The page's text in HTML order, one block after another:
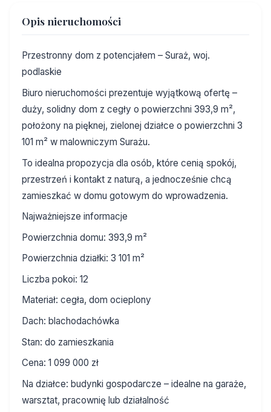
Opis nieruchomości
Przestronny dom z potencjałem – Suraż, woj.
podlaskie
Biuro nieruchomości prezentuje wyjątkową ofertę –
duży, solidny dom z cegły o powierzchni 393,9 m²,
położony na pięknej, zielonej działce o powierzchni 3
101 m² w malowniczym Surażu.
To idealna propozycja dla osób, które cenią spokój,
przestrzeń i kontakt z naturą, a jednocześnie chcą
zamieszkać w domu gotowym do wprowadzenia.
Najważniejsze informacje
Powierzchnia domu: 393,9 m²
Powierzchnia działki: 3 101 m²
Liczba pokoi: 12
Materiał: cegła, dom ocieplony
Dach: blachodachówka
Stan: do zamieszkania
Cena: 1 099 000 zł
Na działce: budynki gospodarcze – idealne na garaże,
warsztat, pracownię lub działalność